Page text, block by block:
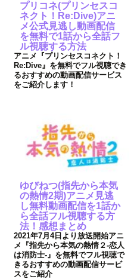
プリコネ(プリンセスコ
ネクト！Re:Dive)アニ
メ公式見逃し動画配信
を無料で1話から全話フ
ル視聴する方法
アニメ『プリンセスコネクト！
Re:Dive』を無料でフル視聴でき
るおすすめの動画配信サービス
をご紹介します！
ゆびねつ(指先から本気
の熱情2期)アニメ見逃
し無料動画配信を1話か
ら全話フル視聴する方
法！感想まとめ
2021年7月4日より放送開始アニ
メ『指先から本気の熱情２-恋人
は消防士-』を無料でフル視聴で
きるおすすめの動画配信サービ
スをご紹介